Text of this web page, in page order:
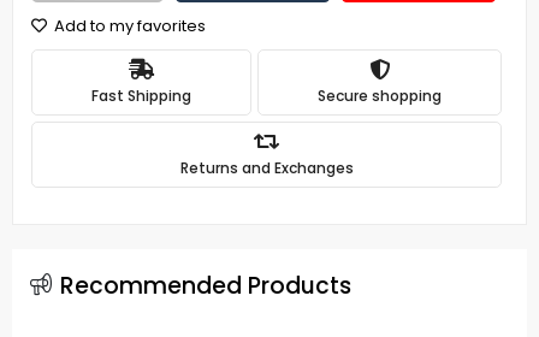
Add to my favorites
Fast Shipping Secure shopping
Returns and Exchanges
Recommended Products